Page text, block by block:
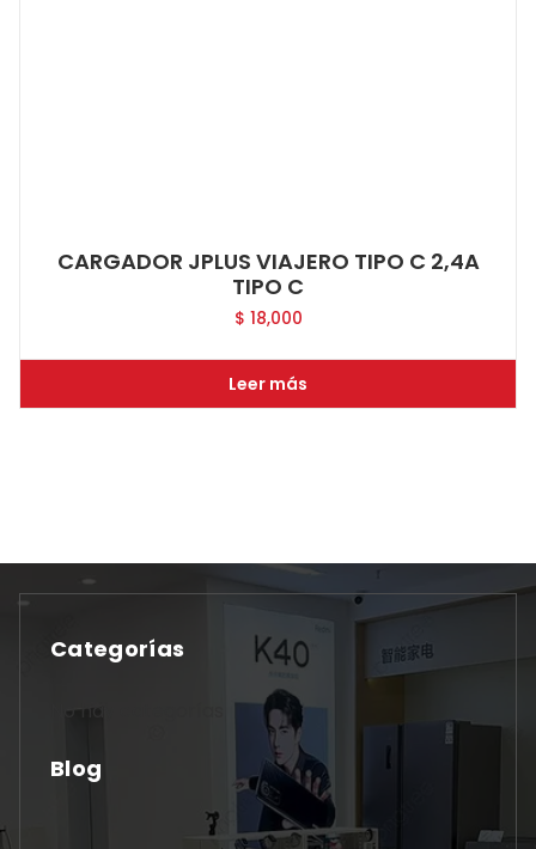
CARGADOR JPLUS VIAJERO TIPO C 2,4A
TIPO C
$ 18,000
Leer más
Categorías
No hay categorías
Blog